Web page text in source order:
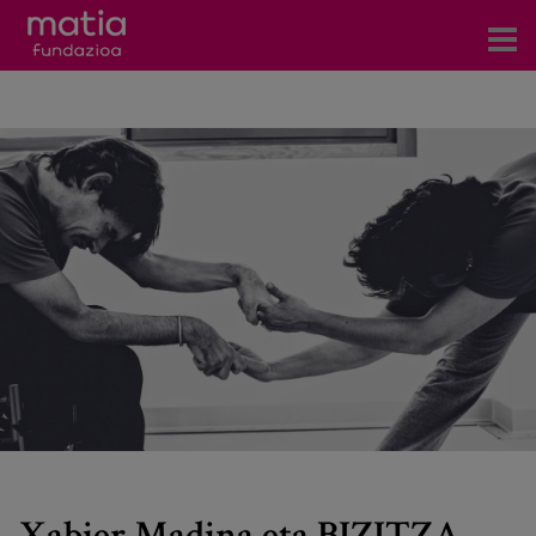
Zerbitzuak
Gertaerak
COVID-19
Harremanetarako
Bloga